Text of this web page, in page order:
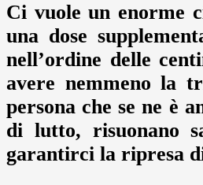
Ci vuole un enorme
una dose
nell’ordine delle
avere nemmeno la
persona che se ne è
di lutto, risuonano
garantirci la ripresa